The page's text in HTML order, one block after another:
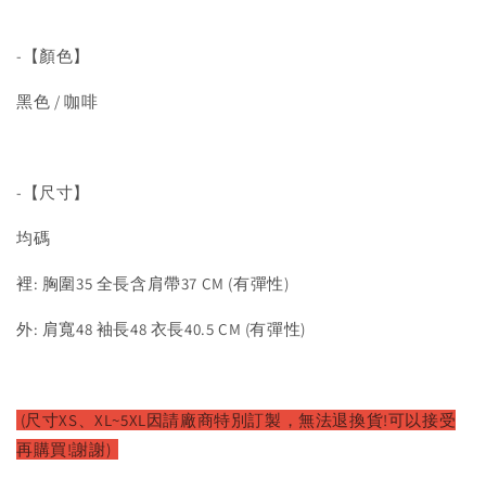
-【顏色】
黑色 / 咖啡
-【尺寸】
均碼
裡: 胸圍35 全長含肩帶37 CM (有彈性)
外: 肩寬48 袖長48 衣長40.5 CM (有彈性)
(尺寸XS、XL~5XL因請廠商特別訂製，無法退換貨!可以接受
再購買!謝謝)